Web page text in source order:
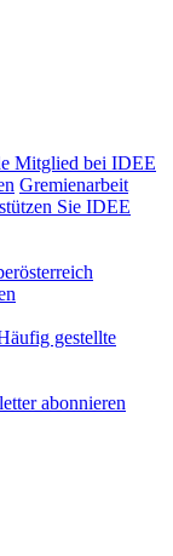
Mitglied bei IDEE
Gremienarbeit
Sie IDEE
gestellte
abonnieren